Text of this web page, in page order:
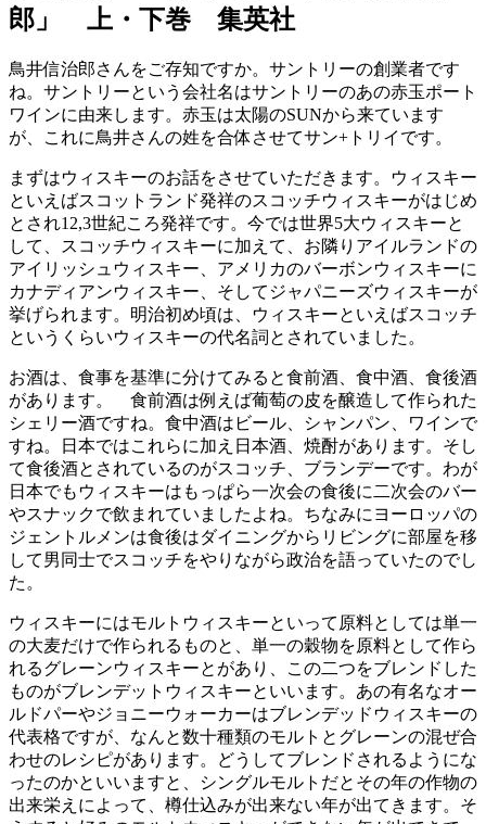
郎」 上・下巻 集英社
鳥井信治郎さんをご存知ですか。サントリーの創業者です
ね。サントリーという会社名はサントリーのあの赤玉ポート
ワインに由来します。赤玉は太陽のSUNから来ています
が、これに鳥井さんの姓を合体させてサン+トリイです。
まずはウィスキーのお話をさせていただきます。ウィスキー
といえばスコットランド発祥のスコッチウィスキーがはじめ
とされ12,3世紀ころ発祥です。今では世界5大ウィスキーと
して、スコッチウィスキーに加えて、お隣りアイルランドの
アイリッシュウィスキー、アメリカのバーボンウィスキーに
カナディアンウィスキー、そしてジャパニーズウィスキーが
挙げられます。明治初め頃は、ウィスキーといえばスコッチ
というくらいウィスキーの代名詞とされていました。
お酒は、食事を基準に分けてみると食前酒、食中酒、食後酒
があります。 食前酒は例えば葡萄の皮を醸造して作られた
シェリー酒ですね。食中酒はビール、シャンパン、ワインで
すね。日本ではこれらに加え日本酒、焼酎があります。そし
て食後酒とされているのがスコッチ、ブランデーです。わが
日本でもウィスキーはもっぱら一次会の食後に二次会のバー
やスナックで飲まれていましたよね。ちなみにヨーロッパの
ジェントルメンは食後はダイニングからリビングに部屋を移
して男同士でスコッチをやりながら政治を語っていたのでし
た。
ウィスキーにはモルトウィスキーといって原料としては単一
の大麦だけで作られるものと、単一の穀物を原料として作ら
れるグレーンウィスキーとがあり、この二つをブレンドした
ものがブレンデットウィスキーといいます。あの有名なオー
ルドパーやジョニーウォーカーはブレンデッドウィスキーの
代表格ですが、なんと数十種類のモルトとグレーンの混ぜ合
わせのレシピがあります。どうしてブレンドされるようにな
ったのかといいますと、シングルモルトだとその年の作物の
出来栄えによって、樽仕込みが出来ない年が出てきます。そ